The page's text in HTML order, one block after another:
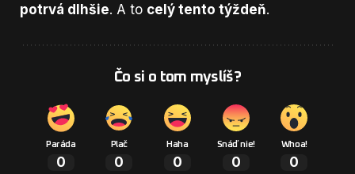
potrvá dlhšie. A to celý tento týždeň.
Čo si o tom myslíš?
Paráda
0
Plač
0
Haha
0
Snáď nie!
0
Whoa!
0